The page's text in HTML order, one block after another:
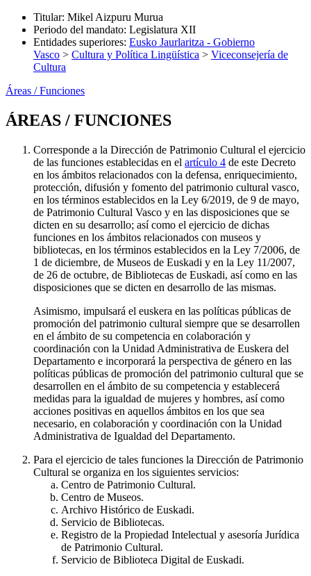
Titular: Mikel Aizpuru Murua
Periodo del mandato: Legislatura XII
Entidades superiores: Eusko Jaurlaritza - Gobierno
Vasco > Cultura y Política Lingüística > Viceconsejería de
Cultura
Áreas / Funciones
ÁREAS / FUNCIONES
Corresponde a la Dirección de Patrimonio Cultural el ejercicio
de las funciones establecidas en el artículo 4 de este Decreto
en los ámbitos relacionados con la defensa, enriquecimiento,
protección, difusión y fomento del patrimonio cultural vasco,
en los términos establecidos en la Ley 6/2019, de 9 de mayo,
de Patrimonio Cultural Vasco y en las disposiciones que se
dicten en su desarrollo; así como el ejercicio de dichas
funciones en los ámbitos relacionados con museos y
bibliotecas, en los términos establecidos en la Ley 7/2006, de
1 de diciembre, de Museos de Euskadi y en la Ley 11/2007,
de 26 de octubre, de Bibliotecas de Euskadi, así como en las
disposiciones que se dicten en desarrollo de las mismas.
Asimismo, impulsará el euskera en las políticas públicas de
promoción del patrimonio cultural siempre que se desarrollen
en el ámbito de su competencia en colaboración y
coordinación con la Unidad Administrativa de Euskera del
Departamento e incorporará la perspectiva de género en las
políticas públicas de promoción del patrimonio cultural que se
desarrollen en el ámbito de su competencia y establecerá
medidas para la igualdad de mujeres y hombres, así como
acciones positivas en aquellos ámbitos en los que sea
necesario, en colaboración y coordinación con la Unidad
Administrativa de Igualdad del Departamento.
Para el ejercicio de tales funciones la Dirección de Patrimonio
Cultural se organiza en los siguientes servicios:
Centro de Patrimonio Cultural.
Centro de Museos.
Archivo Histórico de Euskadi.
Servicio de Bibliotecas.
Registro de la Propiedad Intelectual y asesoría Jurídica
de Patrimonio Cultural.
Servicio de Biblioteca Digital de Euskadi.